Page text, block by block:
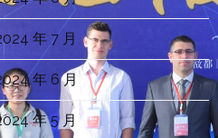
年 7 月
年 6 月
年 5 月